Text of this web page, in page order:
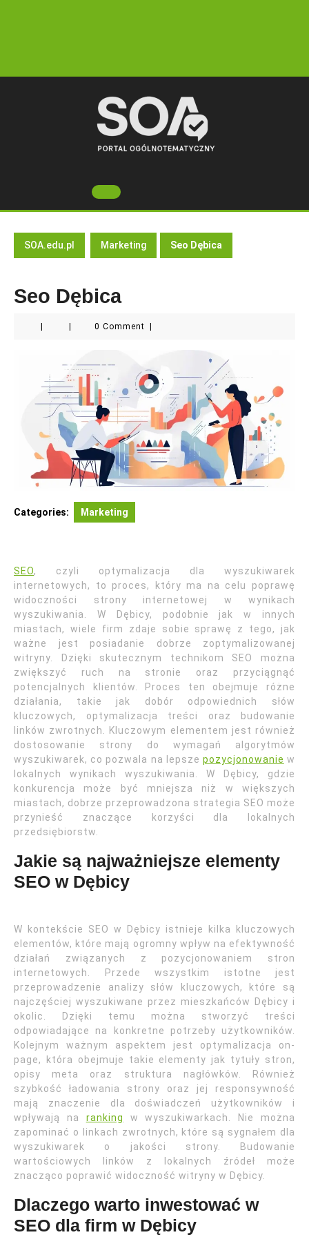
Open
Button
SOA.edu.pl Marketing Seo Dębica
Seo Dębica
0 Comment
Categories: Marketing
SEO, czyli optymalizacja dla wyszukiwarek
internetowych, to proces, który ma na celu poprawę
widoczności strony internetowej w wynikach
wyszukiwania. W Dębicy, podobnie jak w innych
miastach, wiele firm zdaje sobie sprawę z tego, jak
ważne jest posiadanie dobrze zoptymalizowanej
witryny. Dzięki skutecznym technikom SEO można
zwiększyć ruch na stronie oraz przyciągnąć
potencjalnych klientów. Proces ten obejmuje różne
działania, takie jak dobór odpowiednich słów
kluczowych, optymalizacja treści oraz budowanie
linków zwrotnych. Kluczowym elementem jest również
dostosowanie strony do wymagań algorytmów
wyszukiwarek, co pozwala na lepsze pozycjonowanie w
lokalnych wynikach wyszukiwania. W Dębicy, gdzie
konkurencja może być mniejsza niż w większych
miastach, dobrze przeprowadzona strategia SEO może
przynieść znaczące korzyści dla lokalnych
przedsiębiorstw.
Jakie są najważniejsze elementy
SEO w Dębicy
W kontekście SEO w Dębicy istnieje kilka kluczowych
elementów, które mają ogromny wpływ na efektywność
działań związanych z pozycjonowaniem stron
internetowych. Przede wszystkim istotne jest
przeprowadzenie analizy słów kluczowych, które są
najczęściej wyszukiwane przez mieszkańców Dębicy i
okolic. Dzięki temu można stworzyć treści
odpowiadające na konkretne potrzeby użytkowników.
Kolejnym ważnym aspektem jest optymalizacja on-
page, która obejmuje takie elementy jak tytuły stron,
opisy meta oraz struktura nagłówków. Również
szybkość ładowania strony oraz jej responsywność
mają znaczenie dla doświadczeń użytkowników i
wpływają na ranking
w wyszukiwarkach. Nie można
zapominać o linkach zwrotnych, które są sygnałem dla
wyszukiwarek o jakości strony. Budowanie
wartościowych linków z lokalnych źródeł może
znacząco poprawić widoczność witryny w Dębicy.
Dlaczego warto inwestować w
SEO dla firm w Dębicy